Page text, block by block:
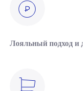
Лояльный подход и